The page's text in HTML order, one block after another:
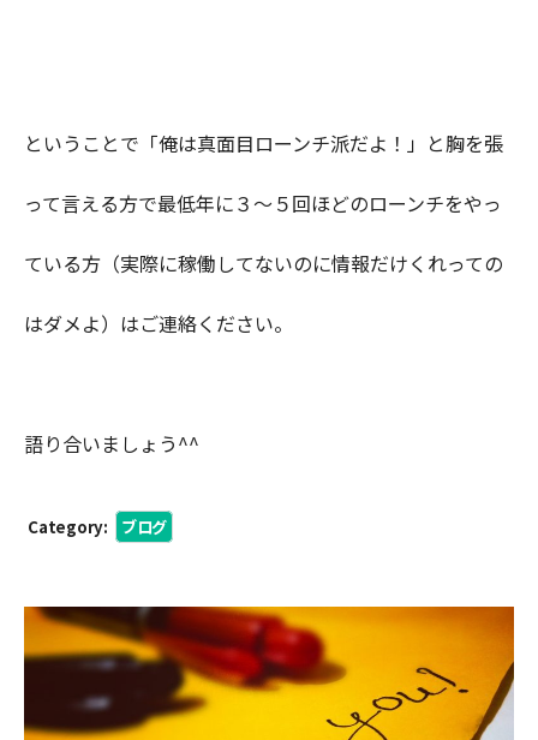
ということで「俺は真面目ローンチ派だよ！」と胸を張
って言える方で最低年に３〜５回ほどのローンチをやっ
ている方（実際に稼働してないのに情報だけくれっての
はダメよ）はご連絡ください。
語り合いましょう^^
Category: ブログ